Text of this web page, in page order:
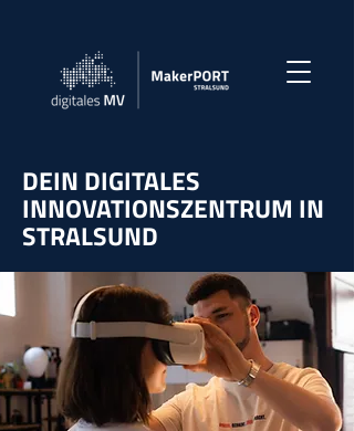
DEIN DIGITALES
INNOVATIONSZENTRUM IN
STRALSUND